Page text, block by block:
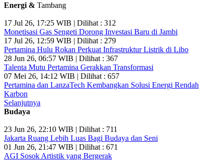
Energi & Tambang
17 Jul 26, 17:25 WIB | Dilihat : 312
Monetisasi Gas Sengeti Dorong Investasi Baru di Jambi
17 Jul 26, 12:59 WIB | Dilihat : 279
Pertamina Hulu Rokan Perkuat Infrastruktur Listrik di Libo
28 Jun 26, 06:57 WIB | Dilihat : 367
Talenta Mutu Pertamina Gerakkan Transformasi
07 Mei 26, 14:12 WIB | Dilihat : 657
Pertamina dan LanzaTech Kembangkan Solusi Energi Rendah
Karbon
Selanjutnya
Budaya
23 Jun 26, 22:10 WIB | Dilihat : 711
Jakarta Ruang Lebih Luas Bagi Budaya dan Seni
01 Jun 26, 21:47 WIB | Dilihat : 671
AGI Sosok Artistik yang Bergerak